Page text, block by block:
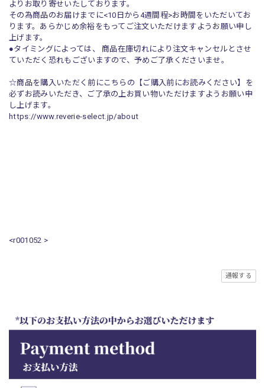
よりお取り寄せいたしております。
その為商品のお届けまでに<10日から4週間程>お時間をいただいてお
ります。あらかじめ余裕をもってご注文いただけますようお願い申し
上げます。
●タイミングによっては、 商品在庫切れにより注文キャンセルとさせ
ていただく恐れもございますので、予めご了承くださいませ。
☆商品を購入いただく前にこちらの【ご購入前にお読みください】を
必ずお読みいただき、ご了承の上お買い物いただけますようお願い申
し上げます。
https://www.reverie-select.jp/about
<r001052 >
通報する